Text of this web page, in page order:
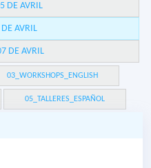
DE AVRIL
AVRIL
DE AVRIL
03_WORKSHOPS_ENGLISH
05_TALLERES_ESPAÑOL